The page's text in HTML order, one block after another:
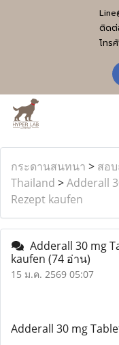
ติดต่
โท
กระดานสนทนา > สอ
Thailand >Adderall
Rezept kaufen
Adderall 30 mg
kaufen (74 อ่าน)
15 ม.ค. 2569 05:07
Adderall 30 mg